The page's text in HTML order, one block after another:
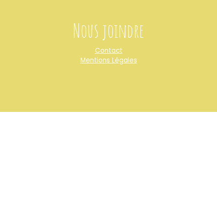
Nous joindre
Contact
Mentions Légales